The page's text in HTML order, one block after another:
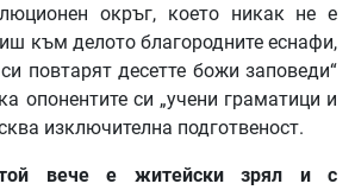
окръг, което никак не е
към делото благородните еснафи,
повтарят десетте божи заповеди“
опонентите си „учени граматици и
изключителна подготвеност.
вече е житейски зрял и
с